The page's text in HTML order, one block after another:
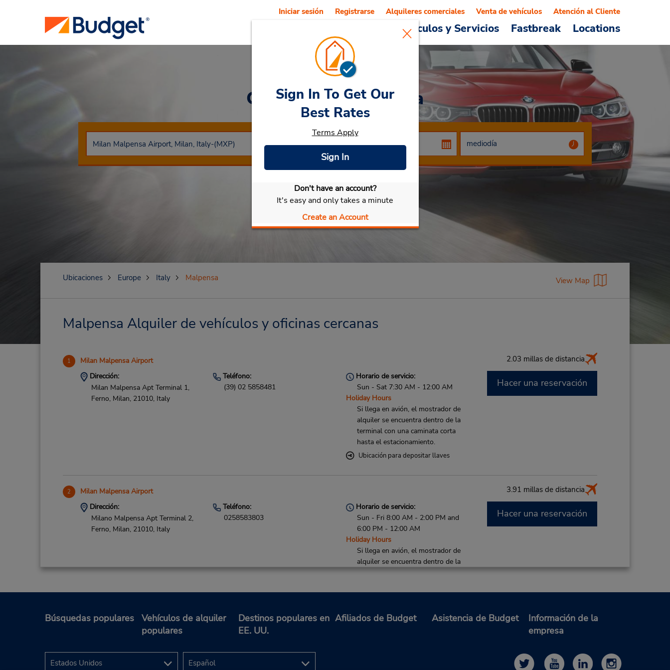
Vehículos y Servicios Fastbreak Locations
Iniciar sesión Registrarse Alquileres comerciales Venta de vehículos Atención al Cliente
Car Rental Malpensa
Seleccionar mi vehículo
Sign In To Get Our
Best Rates
Terms Apply
Sign In
Don't have an account?
It's easy and only takes a minute
Create an Account
Ubicaciones Europe Italy Malpensa View Map
Malpensa Alquiler de vehículos y oficinas cercanas
1 Milan Malpensa Airport 2.03 millas de distancia
Dirección:
Milan Malpensa Apt Terminal 1,
Ferno, Milan, 21010, Italy
Teléfono:
(39) 02 5858481
Horario de servicio:
Sun - Sat 7:30 AM - 12:00 AM
Holiday Hours
Si llega en avión, el mostrador de
alquiler se encuentra dentro de la
terminal con una caminata corta
hasta el estacionamiento.
Ubicación para depositar llaves
Hacer una reservación
2 Milan Malpensa Airport 3.91 millas de distancia
Dirección:
Milano Malpensa Apt Terminal 2,
Ferno, Milan, 21010, Italy
Teléfono:
0258583803
Horario de servicio:
Sun - Fri 8:00 AM - 2:00 PM and
6:00 PM - 12:00 AM
Holiday Hours
Si llega en avión, el mostrador de
alquiler se encuentra dentro de la
terminal con una caminata corta
Hacer una reservación
3 Legnano 16.91 millas de distancia
LEGNANO,
Teléfono:
Búsquedas populares
Vehículos de alquiler
populares
Destinos populares en
EE. UU.
Afiliados de Budget Asistencia de Budget
Información de la
empresa